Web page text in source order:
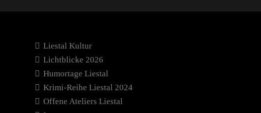
Liestal Kultur
Lichtblicke 2026
Humortage Liestal
Krimi-Reihe Liestal 2024
Offene Ateliers Liestal